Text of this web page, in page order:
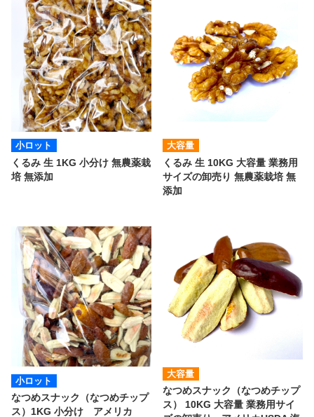
小ロット
くるみ 生 1KG 小分け 無農薬栽
培 無添加
大容量
くるみ 生 10KG 大容量 業務用
サイズの卸売り 無農薬栽培 無
添加
小ロット
なつめスナック（なつめチップ
ス）1KG 小分け アメリカ
大容量
なつめスナック（なつめチップ
ス） 10KG 大容量 業務用サイ